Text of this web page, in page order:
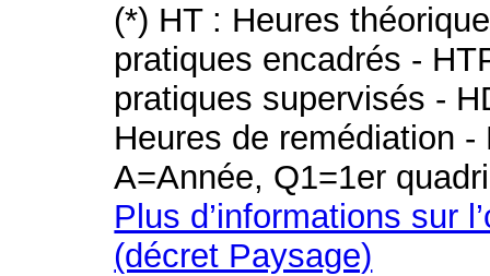
(*) HT : Heures
pratiques encadrés -
pratiques supervisés -
Heures de remédiation
A=Année, Q1=1er
Plus d’informations sur
(décret Paysage)